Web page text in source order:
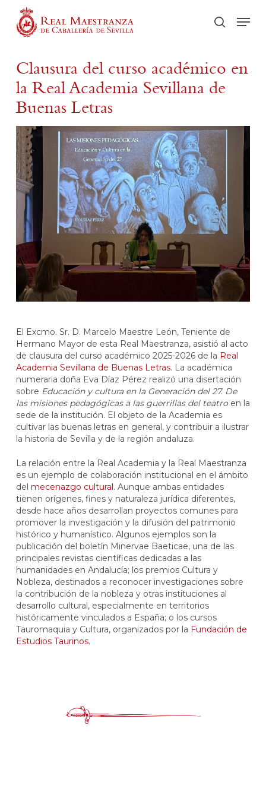
main
Clausura del curso académico en
la Real Academia Sevillana de
Buenas Letras
El Excmo. Sr. D. Marcelo Maestre León, Teniente de
Hermano Mayor de esta Real Maestranza, asistió al acto
de clausura del curso académico 2025-2026 de la Real
Academia Sevillana de Buenas Letras. La académica
numeraria doña Eva Díaz Pérez realizó una disertación
sobre Educación y cultura en la Generación del 27. De
las misiones pedagógicas a las guerrillas del teatroen la
sede de la institución. El objeto de la Academia es
cultivar las buenas letras en general, y contribuir a ilustrar
la historia de Sevilla y de la región andaluza.
La relación entre la Real Academia y la Real Maestranza
es un ejemplo de colaboración institucional en el ámbito
del mecenazgo cultural. Aunque ambas entidades
tienen orígenes, fines y naturaleza jurídica diferentes,
desde hace años desarrollan proyectos comunes para
promover la investigación y la difusión del patrimonio
histórico y humanístico. Algunos ejemplos son la
publicación del boletín Minervae Baeticae, una de las
principales revistas científicas dedicadas a las
humanidades en Andalucía; los premios Cultura y
Nobleza, destinados a reconocer investigaciones sobre
la contribución de la nobleza y otras instituciones al
desarrollo cultural, especialmente en territorios
históricamente vinculados a España; o los cursos
Tauromaquia y Cultura, organizados por la Fundación de
Estudios Taurinos.